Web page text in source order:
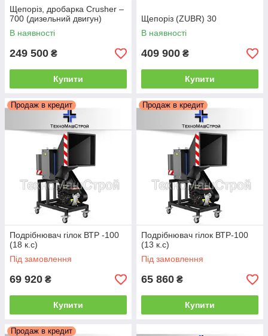
Щепоріз, дробарка Сrusher –
700 (дизельний двигун)
В наявності
249 500 ₴
Купити
Щепоріз (ZUBR) 30
В наявності
409 900 ₴
Купити
Продаж в кредит
Подрібнювач гілок ВТР -100
(18 к.с)
Під замовлення
69 920 ₴
Купити
Продаж в кредит
Подрібнювач гілок ВТР-100
(13 к.с)
Під замовлення
65 860 ₴
Купити
Продаж в кредит